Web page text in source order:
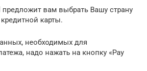
предложит вам выбрать Вашу страну
карты.
необходимых для
надо нажать на кнопку «Pay